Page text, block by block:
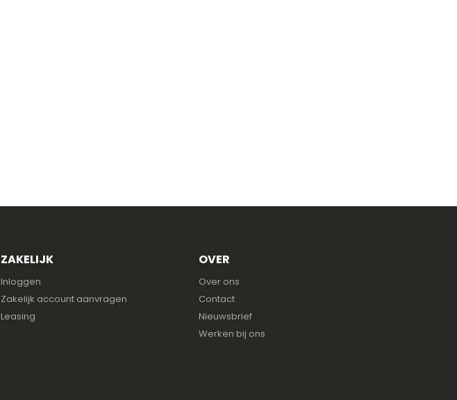
ZAKELIJK
Inloggen
Zakelijk account aanvragen
Leasing
OVER
Over ons
Contact
Nieuwsbrief
Werken bij ons